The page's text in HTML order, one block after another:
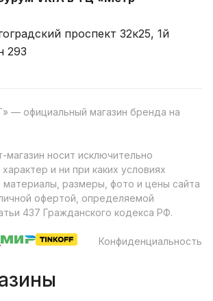
проспект 32к25, 1й
293
— официальный магазин бренда на
магазин носит исключительно
и ни при каких условиях
размеры, фото и цены сайта
офертой, определяемой
437 Гражданского кодекса РФ.
Конфиденциальность